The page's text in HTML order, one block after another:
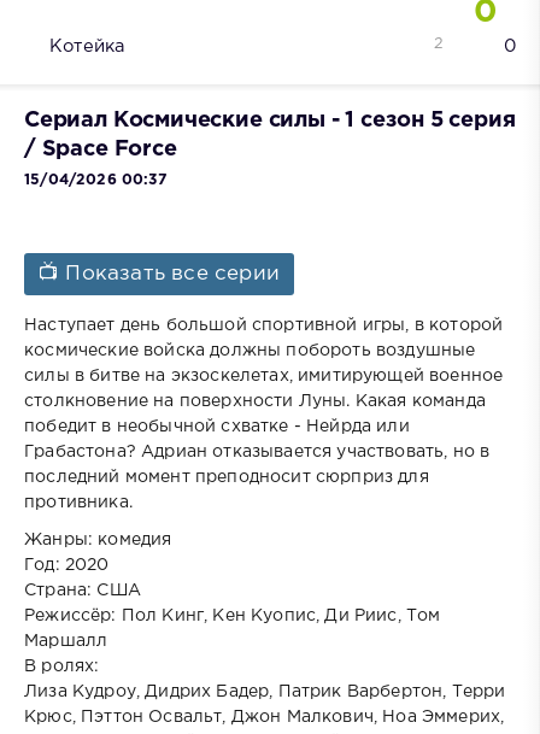
0
Котейка 0
2
Сериал Космические силы - 1 сезон 5 серия
/ Space Force
15/04/2026 00:37
📺 Показать все серии
Наступает день большой спортивной игры, в которой
космические войска должны побороть воздушные
силы в битве на экзоскелетах, имитирующей военное
столкновение на поверхности Луны. Какая команда
победит в необычной схватке - Нейрда или
Грабастона? Адриан отказывается участвовать, но в
последний момент преподносит сюрприз для
противника.
Жанры: комедия
Год: 2020
Страна: США
Режиссёр: Пол Кинг, Кен Куопис, Ди Риис, Том
Маршалл
В ролях:
Лиза Кудроу, Дидрих Бадер, Патрик Варбертон, Терри
Крюс, Пэттон Освальт, Джон Малкович, Ноа Эммерих,